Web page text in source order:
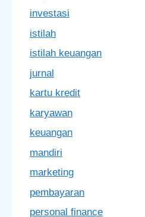
investasi
istilah
istilah keuangan
jurnal
kartu kredit
karyawan
keuangan
mandiri
marketing
pembayaran
personal finance